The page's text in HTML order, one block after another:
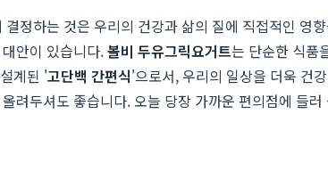
정하는 것은 우리의 건강과 삶의 질에 직접적인 영
안이 있습니다.볼비 두유그릭요거트는 단순한 식품
계된 '고단백 간편식'으로서, 우리의 일상을 더욱 건
려두셔도 좋습니다. 오늘 당장 가까운 편의점에 들